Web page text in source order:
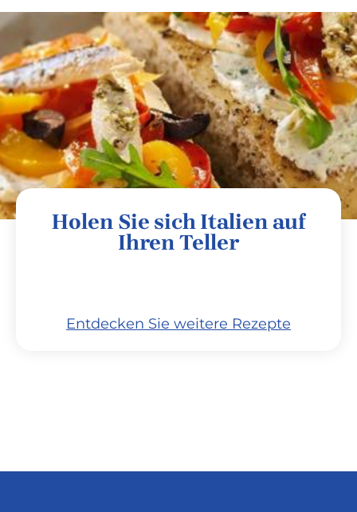
Holen Sie sich Italien auf
Ihren Teller
Entdecken Sie weitere Rezepte